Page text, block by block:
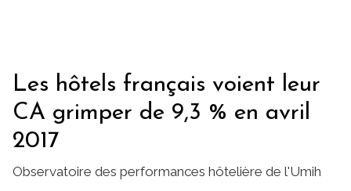
Les hôtels français voient leur
CA grimper de 9,3 % en avril
2017
Observatoire des performances hôtelière de l'Umih